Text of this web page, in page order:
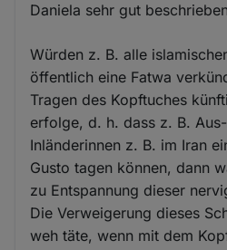
Daniela sehr gut
Würden z. B. alle
öffentlich eine Fatwa
Tragen des Kopftuches
erfolge, d. h. dass z. B.
Inländerinnen z. B. im Iran
Gusto tagen können, dann
zu Entspannung dieser
Die Verweigerung dieses
weh täte, wenn mit dem